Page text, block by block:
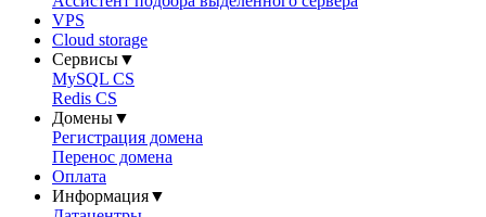
VPS
Cloud storage
Сервисы▼
MySQL CS
Redis CS
Домены▼
Регистрация домена
Перенос домена
Оплата
Информация▼